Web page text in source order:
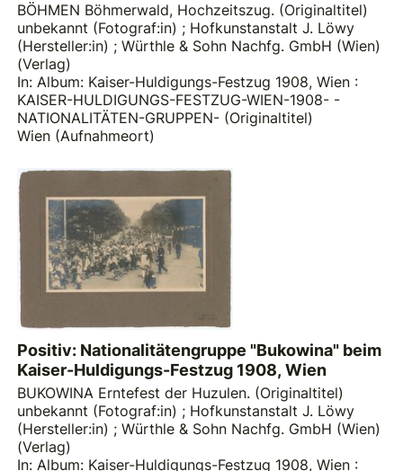
BÖHMEN Böhmerwald, Hochzeitszug. (Originaltitel)
unbekannt (Fotograf:in) ; Hofkunstanstalt J. Löwy
(Hersteller:in) ;Würthle & Sohn Nachfg. GmbH (Wien)
(Verlag)
In: Album: Kaiser-Huldigungs-Festzug 1908, Wien :
KAISER-HULDIGUNGS-FESTZUG-WIEN-1908- -
NATIONALITÄTEN-GRUPPEN- (Originaltitel)
Wien (Aufnahmeort)
Positiv: Nationalitätengruppe "Bukowina" beim
Kaiser-Huldigungs-Festzug 1908, Wien
BUKOWINA Erntefest der Huzulen. (Originaltitel)
unbekannt (Fotograf:in) ; Hofkunstanstalt J. Löwy
(Hersteller:in) ;Würthle & Sohn Nachfg. GmbH (Wien)
(Verlag)
In: Album: Kaiser-Huldigungs-Festzug 1908, Wien :